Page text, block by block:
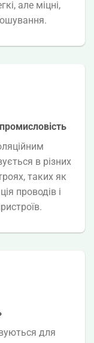
але міцні,
в різних
таких як
проводів і
для